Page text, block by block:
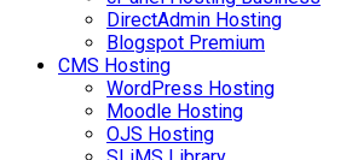
DirectAdmin Hosting
Blogspot Premium
CMS Hosting
WordPress Hosting
Moodle Hosting
OJS Hosting